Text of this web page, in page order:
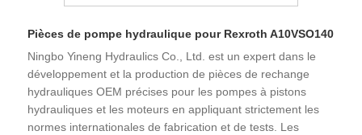
Pièces de pompe hydraulique pour Rexroth A10VSO140
Ningbo Yineng Hydraulics Co., Ltd. est un expert dans le
développement et la production de pièces de rechange
hydrauliques OEM précises pour les pompes à pistons
hydrauliques et les moteurs en appliquant strictement les
normes internationales de fabrication et de tests. Les